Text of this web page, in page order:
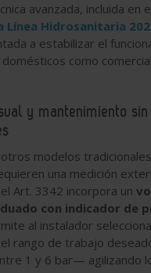
avanzada, incluida en
Línea Hidrosanitaria
a estabilizar el
como
y mantenimiento sin
modelos
una medición
Art. 3342 incorpora un
con indicador de
al instalador
rango de trabajo
1 y 6 bar— agilizando